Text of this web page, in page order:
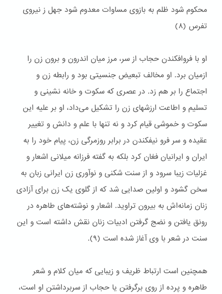
محکوم شود ظلم به بازوی مساوات معدوم شود جهل ز نیروی
تفرس (۸)
او با فروافکندن حجاب از سر، مرز میان اندرون و برون زن را
ازمیان برد. او مخالف تبعیض جنسیتی بود و رابطه زن و
اجتماع را بر هم زد. در عصری که سکوت و خانه نشینی و
تسلیم و اطاعت ارزشهای زن را تشکیل می‌داد، او بر علیه این
سکوت و خموشی قیام کرد و نه تنها با علم و دانش و تغییر
عقیده و سر فرو نیفکندن در برابر روزمرگی زن، پیام خود را به
ایران و ایرانیان فغان کرد بلکه به گفته فرزانه میلانی اشعار و
غزلیات زیبا سرود و از سنت شکنی و نوآوری زن ایرانی زبان به
سخن گشود و اولین صدایی شد که از گلوی یک زن برای آزادی
زنان زمانه‌اش به بیرون تراوید. اشعار و نوشته‌های طاهره در
رونق یافتن و نضج گرفتن ادبیات زنان نقش داشته است و این
سنت در شعر با وی آغاز شده است (۹).
همچنین است ارتباط ظریف و زیبایی که میان کلام و شعر
طاهره و پرده از روی برگرفتن یا حجاب از سربرداشتن او است،